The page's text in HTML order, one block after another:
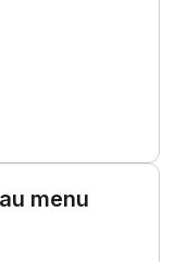
menu